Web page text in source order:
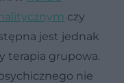
czy
jest jednak
terapia grupowa.
nie